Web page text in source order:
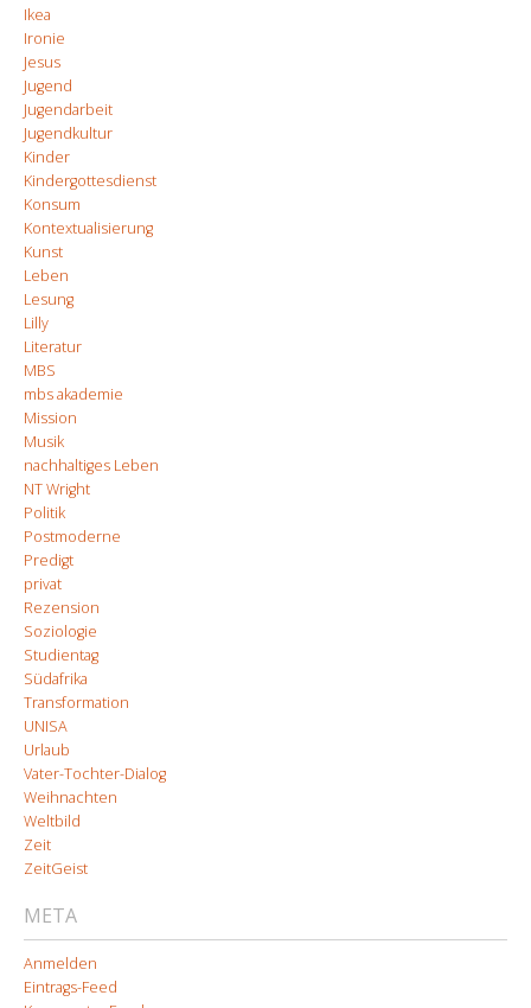
Ikea
Ironie
Jesus
Jugend
Jugendarbeit
Jugendkultur
Kinder
Kindergottesdienst
Konsum
Kontextualisierung
Kunst
Leben
Lesung
Lilly
Literatur
MBS
mbs akademie
Mission
Musik
nachhaltiges Leben
NT Wright
Politik
Postmoderne
Predigt
privat
Rezension
Soziologie
Studientag
Südafrika
Transformation
UNISA
Urlaub
Vater-Tochter-Dialog
Weihnachten
Weltbild
Zeit
ZeitGeist
META
Anmelden
Eintrags-Feed